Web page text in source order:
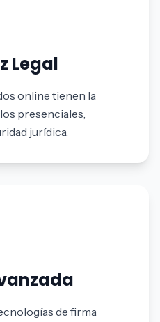
Legal
online tienen la
presenciales,
jurídica.
de firma